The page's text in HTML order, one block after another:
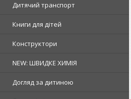
Дитячий транспорт
Книги для дітей
Конструктори
NEW: ШВИДКЕ ХИМІЯ
Догляд за дитиною